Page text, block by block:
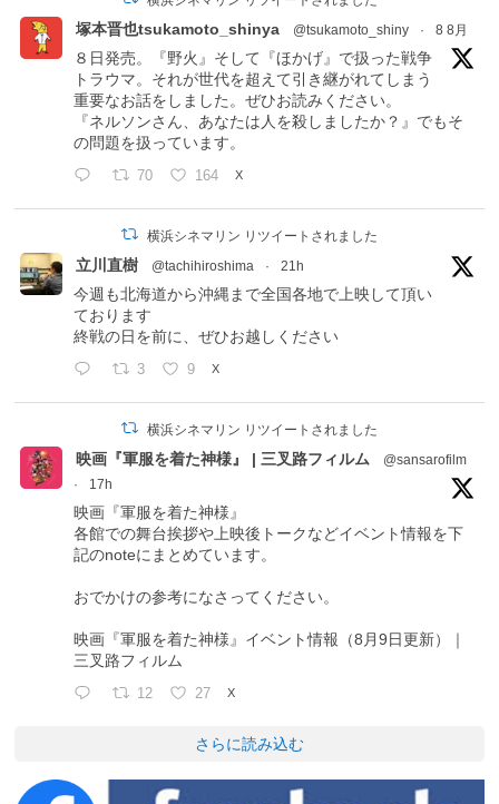
塚本晋也tsukamoto_shinya @tsukamoto_shiny · 8 8月
８日発売。『野火』そして『ほかげ』で扱った戦争
トラウマ。それが世代を超えて引き継がれてしまう
重要なお話をしました。ぜひお読みください。
『ネルソンさん、あなたは人を殺しましたか？』でもそ
の問題を扱っています。
70 164 X
横浜シネマリン リツイートされました
立川直樹 @tachihiroshima · 21h
今週も北海道から沖縄まで全国各地で上映して頂い
ております
終戦の日を前に、ぜひお越しください
3 9 X
横浜シネマリン リツイートされました
映画『軍服を着た神様』 | 三叉路フィルム
@sansarofilm
·
17h
映画『軍服を着た神様』
各館での舞台挨拶や上映後トークなどイベント情報を下
記のnoteにまとめています。
おでかけの参考になさってください。
映画『軍服を着た神様』イベント情報（8月9日更新）｜
三叉路フィルム
12 27 X
さらに読み込む